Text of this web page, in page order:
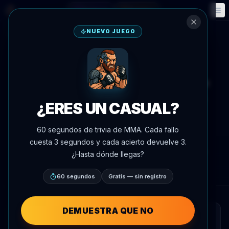
🎮 Fantasía 📅 Eventos
Redes sociales
McGregor reclama el estatus de
tiempos antes de UFC 329 vs.
Holloway
Oscar Nascimento 8 de julio de 2026
NUEVO JUEGO
¿ERES UN CASUAL?
60 segundos de trivia de MMA. Cada fallo
cuesta 3 segundos y cada acierto devuelve 3.
¿Hasta dónde llegas?
60 segundos Gratis — sin registro
DEMUESTRA QUE NO